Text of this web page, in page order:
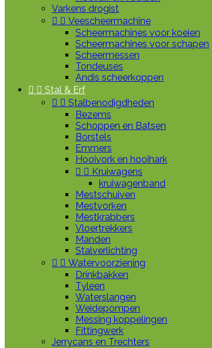
Varkens drogist
  Veescheermachine
Scheermachines voor koeien
Scheermachines voor schapen
Scheermessen
Tondeuses
Andis scheerkoppen
  Stal & Erf
  Stalbenodigdheden
Bezems
Schoppen en Batsen
Borstels
Emmers
Hooivork en hooihark
  Kruiwagens
kruiwagenband
Mestschuiven
Mestvorken
Mestkrabbers
Vloertrekkers
Manden
Stalverlichting
  Watervoorziening
Drinkbakken
Tyleen
Waterslangen
Weidepompen
Messing koppelingen
Fittingwerk
Jerrycans en Trechters